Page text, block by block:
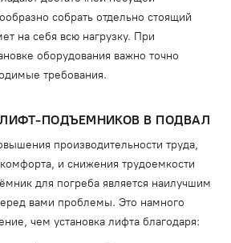
собрать отдельно стоящий
на себя всю нагрузку. При
оборудования важно точно
требования.
ПОДЪЕМНИКОВ В ПОДВАЛ
производительности труда,
и снижения трудоемкости
для погреба является наилучшим
вами проблемы. Это намного
чем установка лифта благодаря: